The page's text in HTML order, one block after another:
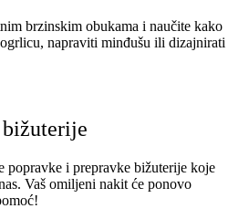
brzinskim obukama i naučite kako
napraviti minđušu ili dizajnirati
popravke i prepravke bižuterije koje
Vaš omiljeni nakit će ponovo